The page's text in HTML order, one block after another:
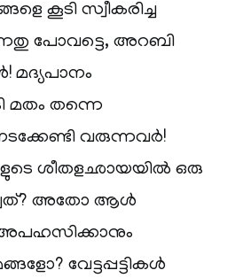
കൂടി സ്വീകരിച്ച
പോവട്ടെ, അറബി
മതം തന്നെ
വരുന്നവര്‍!
ശീതളഛായയില്‍ ഒരു
അതോ ആള്‍
വേട്ടപ്പട്ടികള്‍